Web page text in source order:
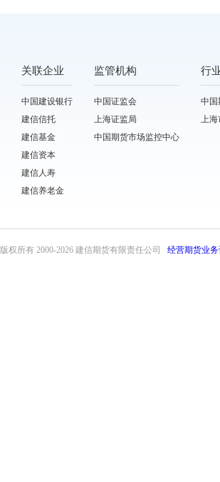
关联企业
中国建设银行
建信信托
建信基金
建信资本
建信人寿
建信养老金
监管机构
中国证监会
上海证监局
中国期货市场监控中心
行
中国
上海
版权所有 2000-2026 建信期货有限责任公司 经营期货业